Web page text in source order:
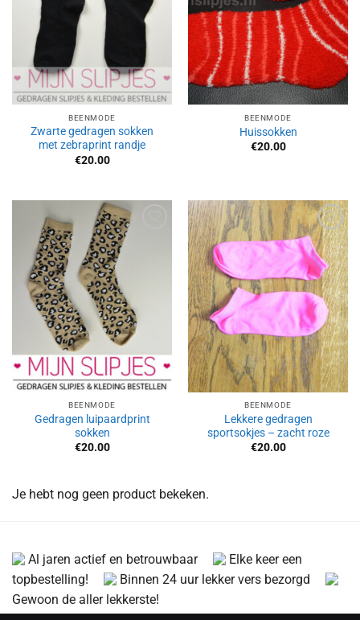
BEENMODE
Zwarte gedragen sokken
met zebraprint randje
€20.00
BEENMODE
Huissokken
€20.00
verlanglijst
toevoegen
BEENMODE
Gedragen luipaardprint
sokken
€20.00
Aan
verlanglijst
toevoegen
BEENMODE
Lekkere gedragen
sportsokjes – zacht roze
€20.00
Je hebt nog geen product bekeken.
Al jaren actief en betrouwbaar
Elke keer een
topbestelling!
Binnen 24 uur lekker vers bezorgd
Gewoon de aller lekkerste!